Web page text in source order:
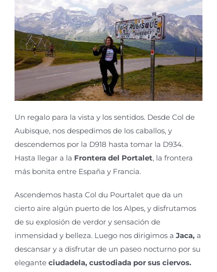
Un regalo para la vista y los sentidos. Desde Col de
Aubisque, nos despedimos de los caballos, y
descendemos por la D918 hasta tomar la D934.
Hasta llegar a la Frontera del Portalet, la frontera
más bonita entre España y Francia.
Ascendemos hasta Col du Pourtalet que da un
cierto aire algún puerto de los Alpes, y disfrutamos
de su explosión de verdor y sensación de
inmensidad y belleza. Luego nos dirigimos a Jaca, a
descansar y a disfrutar de un paseo nocturno por su
elegante ciudadela, custodiada por sus ciervos.